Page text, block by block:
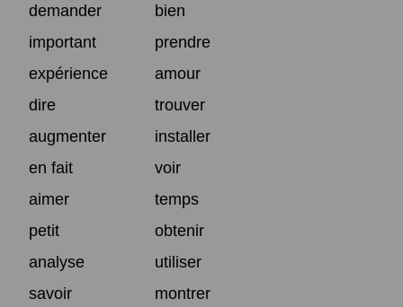
demander
bien
important
prendre
expérience
amour
dire
trouver
augmenter
installer
en fait
voir
aimer
temps
petit
obtenir
analyse
utiliser
savoir
montrer